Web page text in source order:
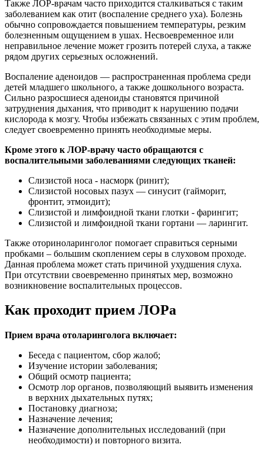
Также ЛОР-врачам часто приходится сталкиваться с таким
заболеванием как отит (воспаление среднего уха). Болезнь
обычно сопровождается повышением температуры, резким
болезненным ощущением в ушах. Несвоевременное или
неправильное лечение может грозить потерей слуха, а также
рядом других серьезных осложнений.
Воспаление аденоидов — распространенная проблема среди
детей младшего школьного, а также дошкольного возраста.
Сильно разросшиеся аденоиды становятся причиной
затруднения дыхания, что приводит к нарушению подачи
кислорода к мозгу. Чтобы избежать связанных с этим проблем,
следует своевременно принять необходимые меры.
Кроме этого к ЛОР-врачу часто обращаются с
воспалительными заболеваниями следующих тканей:
Слизистой носа - насморк (ринит);
Слизистой носовых пазух — синусит (гайморит,
фронтит, этмоидит);
Слизистой и лимфоидной ткани глотки - фарингит;
Слизистой и лимфоидной ткани гортани — ларингит.
Также оториноларинголог помогает справиться серными
пробками – большим скоплением серы в слуховом проходе.
Данная проблема может стать причиной ухудшения слуха.
При отсутствии своевременно принятых мер, возможно
возникновение воспалительных процессов.
Как проходит прием ЛОРа
Прием врача отоларинголога включает:
Беседа с пациентом, сбор жалоб;
Изучение истории заболевания;
Общий осмотр пациента;
Осмотр лор органов, позволяющий выявить изменения
в верхних дыхательных путях;
Постановку диагноза;
Назначение лечения;
Назначение дополнительных исследований (при
необходимости) и повторного визита.